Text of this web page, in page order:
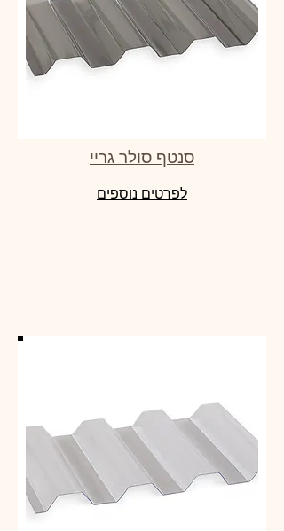
סנטף סולר גריי
לפרטים נוספים